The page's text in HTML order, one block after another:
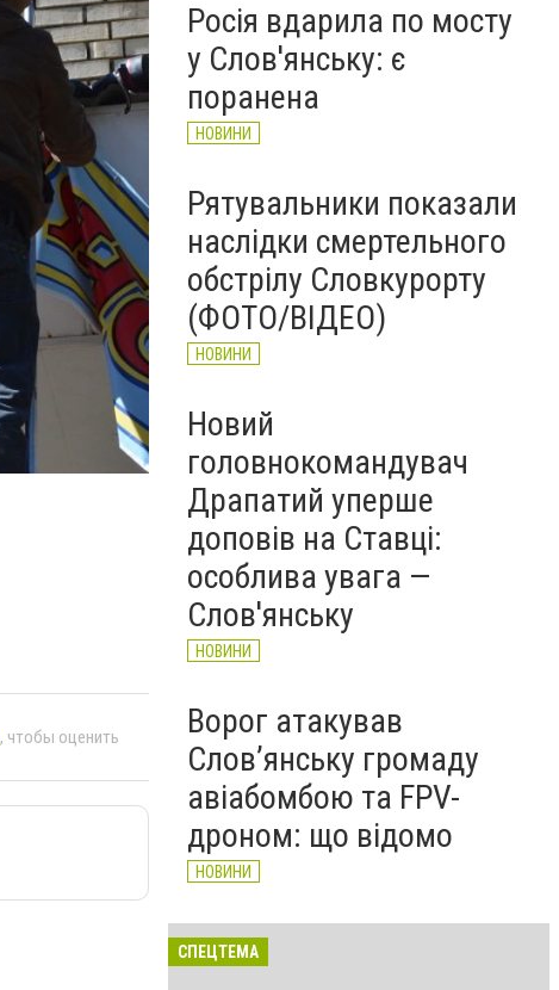
, чтобы оценить
районів
НОВИНИ
Росія вдарила по мосту
у Слов'янську: є
поранена
НОВИНИ
Рятувальники показали
наслідки смертельного
обстрілу Словкурорту
(ФОТО/ВІДЕО)
НОВИНИ
Новий
головнокомандувач
Драпатий уперше
доповів на Ставці:
особлива увага —
Слов'янську
НОВИНИ
Ворог атакував
Слов’янську громаду
авіабомбою та FPV-
дроном: що відомо
НОВИНИ
СПЕЦТЕМА